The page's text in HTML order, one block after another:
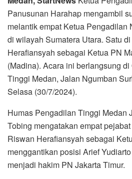
Panusunan Harahap mengambil
melantik empat Ketua Pengadilan
di wilayah Sumatera Utara. Satu
Herafiansyah sebagai Ketua PN
(Madina). Acara ini berlangsung
Tinggi Medan, Jalan Ngumban
Selasa (30/7/2024).
Humas Pengadilan Tinggi Medan
Tobing mengatakan empat
Riswan Herafiansyah sebagai
menggantikan posisi Arief
menjadi hakim PN Jakarta Timur.